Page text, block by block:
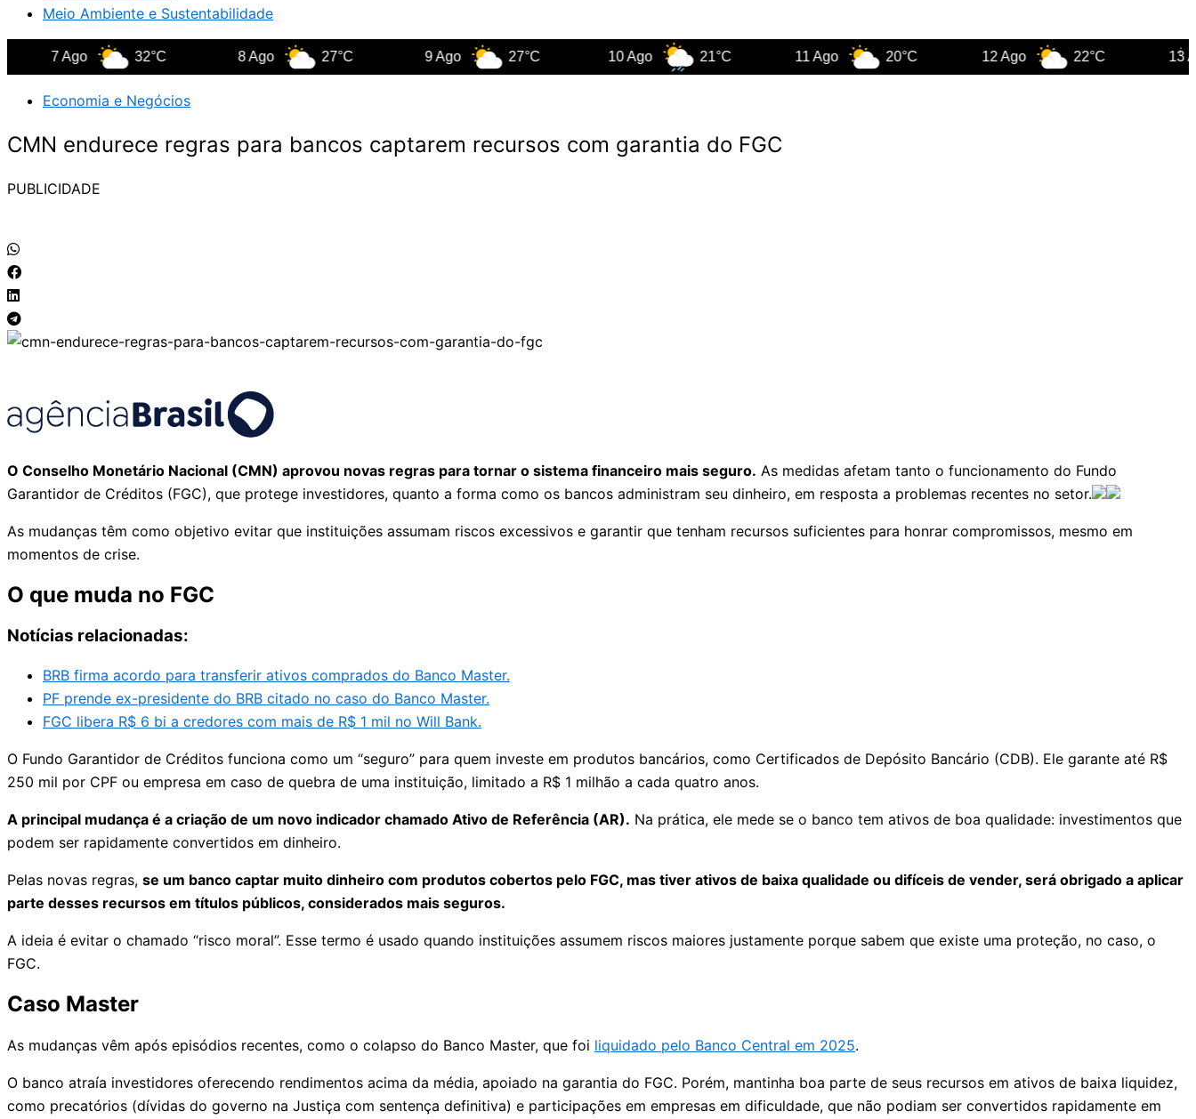
Meio Ambiente e Sustentabilidade
32°C 27°C 27°C 21°C 20°C 22°C
Economia e Negócios
CMN endurece regras para bancos captarem recursos com garantia do FGC
PUBLICIDADE
O Conselho Monetário Nacional (CMN) aprovou novas regras para tornar o sistema financeiro mais seguro. As medidas afetam tanto o funcionamento do Fundo
Garantidor de Créditos (FGC), que protege investidores, quanto a forma como os bancos administram seu dinheiro, em resposta a problemas recentes no setor.
As mudanças têm como objetivo evitar que instituições assumam riscos excessivos e garantir que tenham recursos suficientes para honrar compromissos, mesmo em
momentos de crise.
O que muda no FGC
Notícias relacionadas:
BRB firma acordo para transferir ativos comprados do Banco Master.
PF prende ex-presidente do BRB citado no caso do Banco Master.
FGC libera R$ 6 bi a credores com mais de R$ 1 mil no Will Bank.
O Fundo Garantidor de Créditos funciona como um “seguro” para quem investe em produtos bancários, como Certificados de Depósito Bancário (CDB). Ele garante até R$
250 mil por CPF ou empresa em caso de quebra de uma instituição, limitado a R$ 1 milhão a cada quatro anos.
A principal mudança é a criação de um novo indicador chamado Ativo de Referência (AR). Na prática, ele mede se o banco tem ativos de boa qualidade: investimentos que
podem ser rapidamente convertidos em dinheiro.
Pelas novas regras, se um banco captar muito dinheiro com produtos cobertos pelo FGC, mas tiver ativos de baixa qualidade ou difíceis de vender, será obrigado a aplicar
parte desses recursos em títulos públicos, considerados mais seguros.
A ideia é evitar o chamado “risco moral”. Esse termo é usado quando instituições assumem riscos maiores justamente porque sabem que existe uma proteção, no caso, o
FGC.
Caso Master
As mudanças vêm após episódios recentes, como o colapso do Banco Master, que foi liquidado pelo Banco Central em 2025.
O banco atraía investidores oferecendo rendimentos acima da média, apoiado na garantia do FGC. Porém, mantinha boa parte de seus recursos em ativos de baixa liquidez,
como precatórios (dívidas do governo na Justiça com sentença definitiva) e participações em empresas em dificuldade, que não podiam ser convertidos rapidamente em